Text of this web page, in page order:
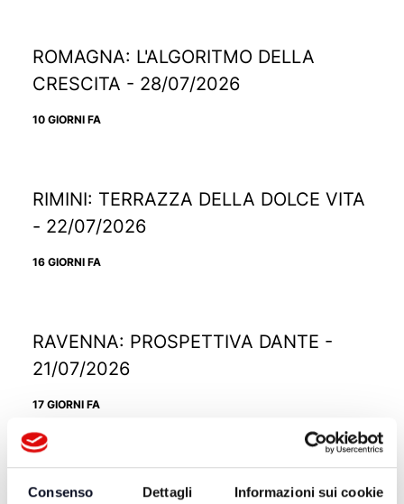
Consenso Dettagli Informazioni sui cookie
ROMAGNA: L'ALGORITMO DELLA
CRESCITA - 28/07/2026
10 GIORNI FA
RIMINI: TERRAZZA DELLA DOLCE VITA
- 22/07/2026
16 GIORNI FA
RAVENNA: PROSPETTIVA DANTE -
21/07/2026
17 GIORNI FA
RICCIONE: TRAMONTO DIVINO -